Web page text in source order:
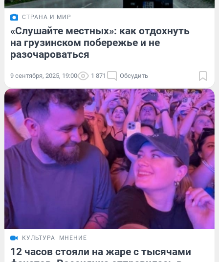
СТРАНА И МИР
«Слушайте местных»: как отдохнуть
на грузинском побережье и не
разочароваться
9 сентября, 2025, 19:00 1 871 Обсудить
КУЛЬТУРА МНЕНИЕ
12 часов стояли на жаре с тысячами